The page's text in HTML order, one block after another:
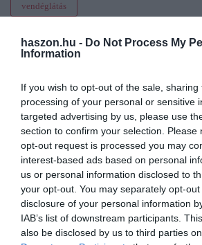
haszon.hu - Do Not Process My
Information
If you wish to opt-out of the sale,
processing of your personal or sensitive
targeted advertising by us, please use
section to confirm your selection. Please
opt-out request is processed you may
interest-based ads based on personal
us or personal information disclosed to
your opt-out. You may separately opt-
disclosure of your personal information
IAB’s list of downstream participants.
also be disclosed by us to third parties
vendéglátás